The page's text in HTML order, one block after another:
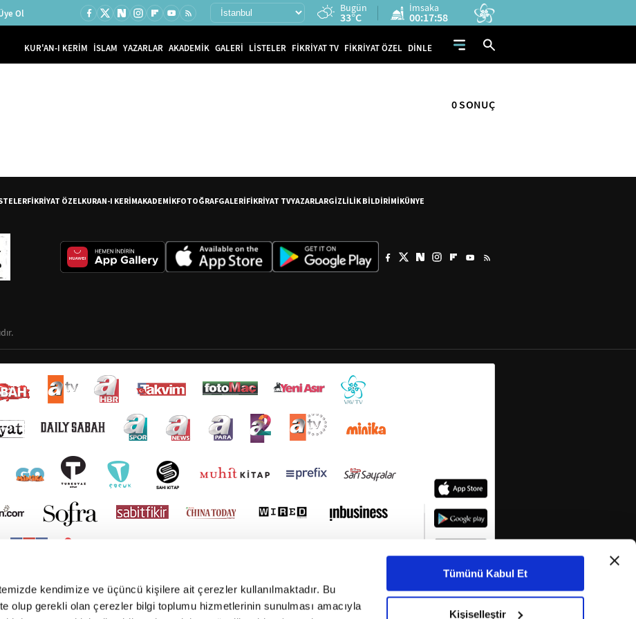
kendimize ve üçüncü kişilere ait çerezler kullanılmaktadır. Bu
olup gerekli olan çerezler bilgi toplumu hizmetlerinin sunulması amacıyla
Tümünü Kabul Et
Kişiselleştir
Ol Bugün
33°C
İmsaka
00:17:58
KUR'AN-I KERİM İSLAM YAZARLAR AKADEMİK GALERİ LİSTELER FİKRİYAT TV FİKRİYAT ÖZEL DİNLE
0 SONUÇ
FİKRİYAT ÖZELKURAN-I KERİMAKADEMİKFOTOĞRAFGALERİFİKRİYAT TVYAZARLARGİZLİLİK BİLDİRİMİKÜNYE